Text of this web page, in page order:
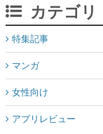
カテゴリ
特集記事
マンガ
女性向け
アプリレビュー